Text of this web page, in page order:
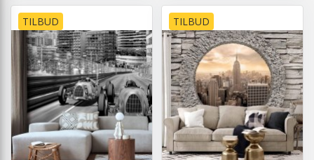
TILBUD TILBUD